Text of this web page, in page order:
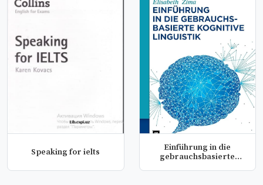
Speaking for ielts
Einführung in die
gebrauchsbasierte